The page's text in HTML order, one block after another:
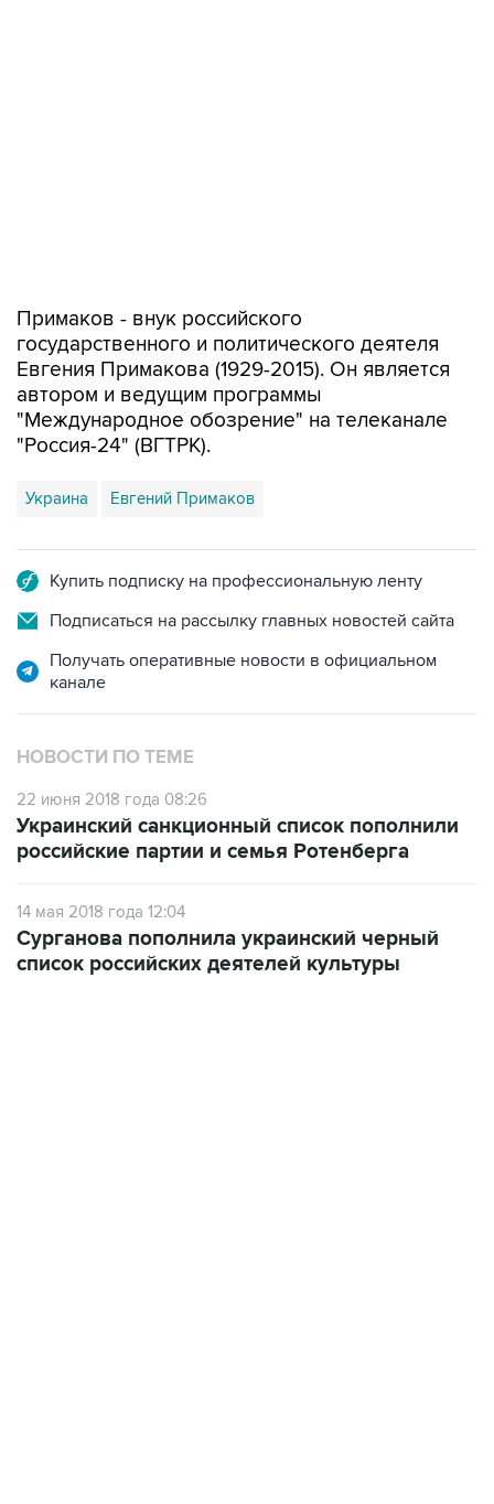
Примаков - внук российского
государственного и политического деятеля
Евгения Примакова (1929-2015). Он является
автором и ведущим программы
"Международное обозрение" на телеканале
"Россия-24" (ВГТРК).
Украина Евгений Примаков
Купить подписку на профессиональную ленту
Подписаться на рассылку главных новостей сайта
Получать оперативные новости в официальном
канале
НОВОСТИ ПО ТЕМЕ
22 июня 2018 года 08:26
Украинский санкционный список пополнили
российские партии и семья Ротенберга
14 мая 2018 года 12:04
Сурганова пополнила украинский черный
список российских деятелей культуры